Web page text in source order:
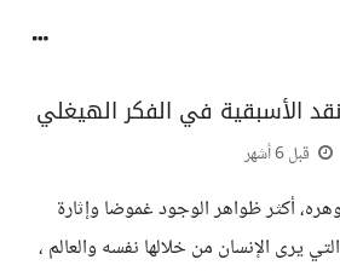
الأسبقية في الفكر الهيغلي
قبل 6 أشهر
أكثر ظواهر الوجود غموضا وإثارة
يرى الإنسان من خلالها نفسه والعالم ،